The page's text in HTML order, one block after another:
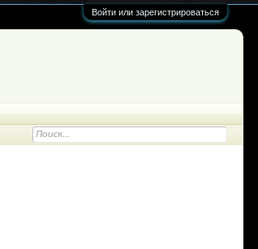
Войти или зарегистрироваться